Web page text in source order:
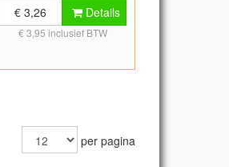
speelgoed om zo water en
zwemmen te ontdekken.
Kleur: roze Grootte ca. 12 x 9
€ 3,26 Details
€ 3,95 inclusief BTW
per pagina